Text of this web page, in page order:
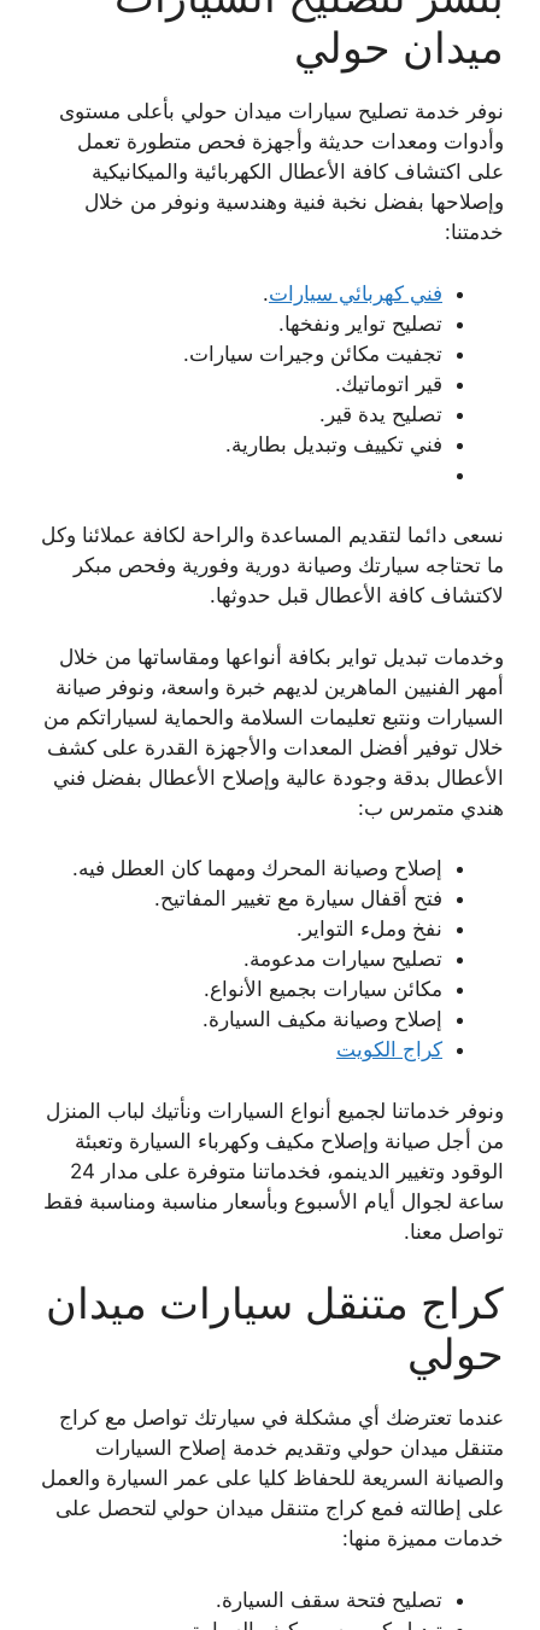
ميدان حولي
نوفر خدمة تصليح سيارات ميدان حولي بأعلى مستوى
وأدوات ومعدات حديثة وأجهزة فحص متطورة تعمل
على اكتشاف كافة الأعطال الكهربائية والميكانيكية
وإصلاحها بفضل نخبة فنية وهندسية ونوفر من خلال
خدمتنا:
فني كهربائي سيارات.
تصليح تواير ونفخها.
تجفيت مكائن وجيرات سيارات.
قير اتوماتيك.
تصليح يدة قير.
فني تكييف وتبديل بطارية.
نسعى دائما لتقديم المساعدة والراحة لكافة عملائنا وكل
ما تحتاجه سيارتك وصيانة دورية وفورية وفحص مبكر
لاكتشاف كافة الأعطال قبل حدوثها.
وخدمات تبديل تواير بكافة أنواعها ومقاساتها من خلال
أمهر الفنيين الماهرين لديهم خبرة واسعة، ونوفر صيانة
السيارات ونتبع تعليمات السلامة والحماية لسياراتكم من
خلال توفير أفضل المعدات والأجهزة القدرة على كشف
الأعطال بدقة وجودة عالية وإصلاح الأعطال بفضل فني
هندي متمرس ب:
إصلاح وصيانة المحرك ومهما كان العطل فيه.
فتح أقفال سيارة مع تغيير المفاتيح.
نفخ وملء التواير.
تصليح سيارات مدعومة.
مكائن سيارات بجميع الأنواع.
إصلاح وصيانة مكيف السيارة.
كراج الكويت
ونوفر خدماتنا لجميع أنواع السيارات ونأتيك لباب المنزل
من أجل صيانة وإصلاح مكيف وكهرباء السيارة وتعبئة
الوقود وتغيير الدينمو، فخدماتنا متوفرة على مدار 24
ساعة لجوال أيام الأسبوع وبأسعار مناسبة ومناسبة فقط
تواصل معنا.
كراج متنقل سيارات ميدان
حولي
عندما تعترضك أي مشكلة في سيارتك تواصل مع كراج
متنقل ميدان حولي وتقديم خدمة إصلاح السيارات
والصيانة السريعة للحفاظ كليا على عمر السيارة والعمل
على إطالته فمع كراج متنقل ميدان حولي لتحصل على
خدمات مميزة منها:
تصليح فتحة سقف السيارة.